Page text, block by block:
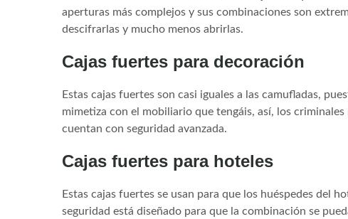
aperturas más complejos y sus combinaciones son
descifrarlas y mucho menos abrirlas.
Cajas fuertes para decoración
Estas cajas fuertes son casi iguales a las camufladas,
mimetiza con el mobiliario que tengáis, así, los
cuentan con seguridad avanzada.
Cajas fuertes para hoteles
Estas cajas fuertes se usan para que los huéspedes del
seguridad está diseñado para que la combinación se